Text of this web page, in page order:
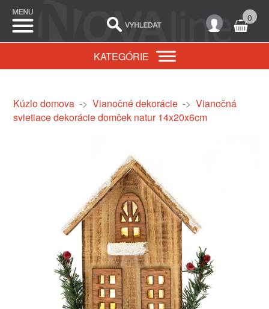
0
KATEGÓRIE
Kúzlo domova-> Vianočné dekorácie-> Vianočná
svietiace dekorácie domček natur 14x20x6cm